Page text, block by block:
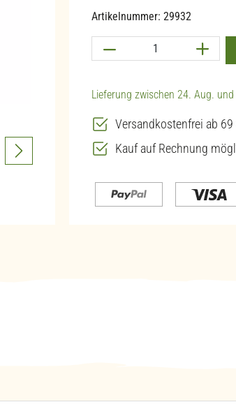
Artikelnummer: 29932
Produkt Anzahl:
Lieferung zwischen 24. Aug. und
Versandkostenfrei ab 69
Kauf auf Rechnung